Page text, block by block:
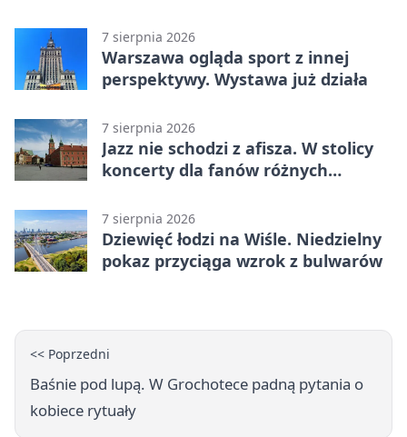
7 sierpnia 2026
Warszawa ogląda sport z innej
perspektywy. Wystawa już działa
7 sierpnia 2026
Jazz nie schodzi z afisza. W stolicy
koncerty dla fanów różnych
7 sierpnia 2026
Dziewięć łodzi na Wiśle. Niedzielny
pokaz przyciąga wzrok z bulwarów
<< Poprzedni
Baśnie pod lupą. W Grochotece padną pytania o
kobiece rytuały